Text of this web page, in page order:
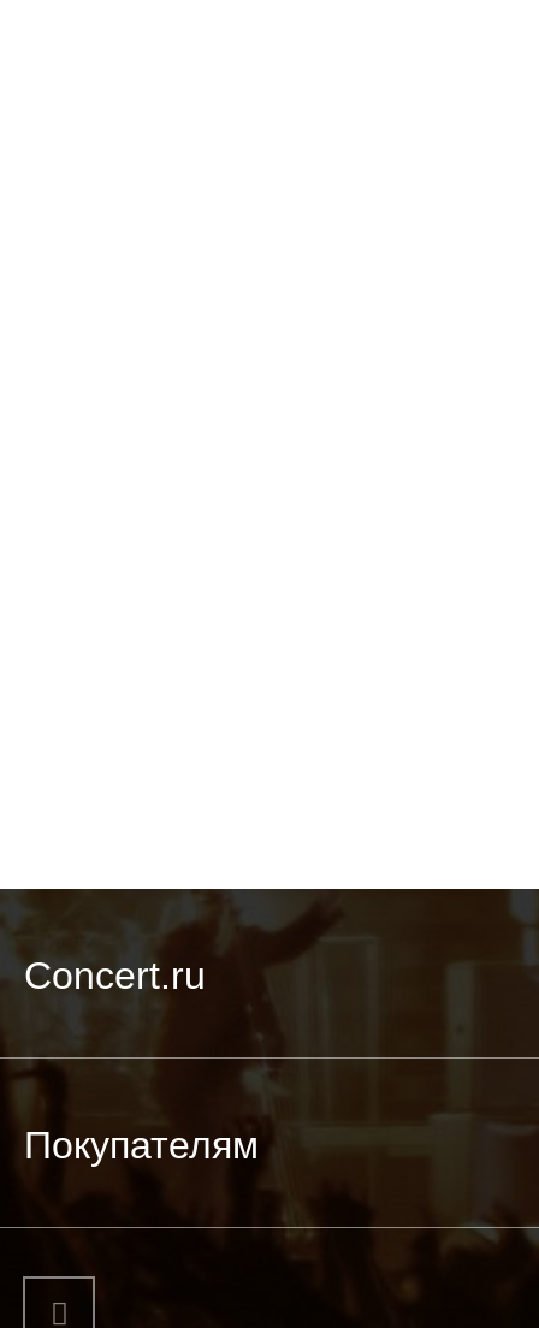
Concert.ru
Покупателям